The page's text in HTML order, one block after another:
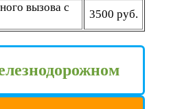
вызова с
3500 руб.